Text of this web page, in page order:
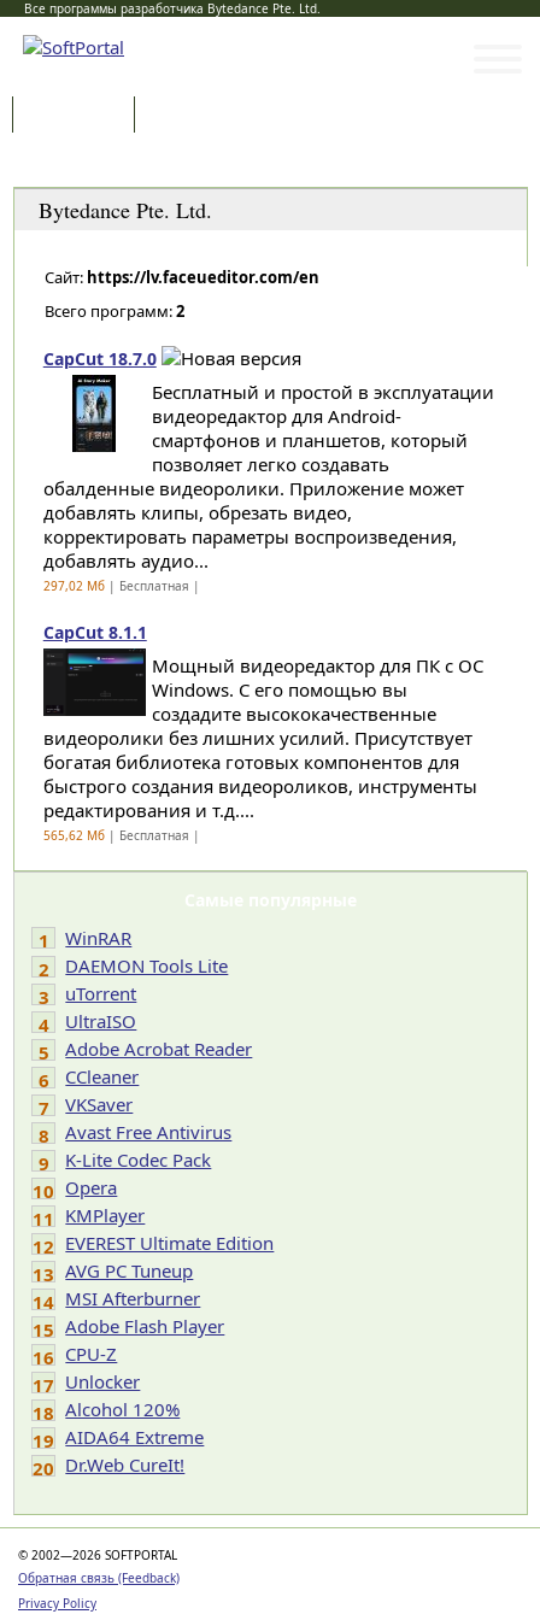
Все программы разработчика Bytedance Pte. Ltd.
Bytedance Pte. Ltd.
Сайт: https://lv.faceueditor.com/en
Всего программ:2
CapCut 18.7.0
Бесплатный и простой в эксплуатации
видеоредактор для Android-
смартфонов и планшетов, который
позволяет легко создавать
обалденные видеоролики. Приложение может
добавлять клипы, обрезать видео,
корректировать параметры воспроизведения,
добавлять аудио...
297,02 Мб| Бесплатная |
CapCut 8.1.1
Мощный видеоредактор для ПК с ОС
Windows. С его помощью вы
создадите высококачественные
видеоролики без лишних усилий. Присутствует
богатая библиотека готовых компонентов для
быстрого создания видеороликов, инструменты
редактирования и т.д....
565,62 Мб| Бесплатная |
Самые популярные
1
WinRAR
2
DAEMON Tools Lite
3
uTorrent
4
UltraISO
5
Adobe Acrobat Reader
6
CCleaner
7
VKSaver
8
Avast Free Antivirus
9
K-Lite Codec Pack
10 Opera
11 KMPlayer
12 EVEREST Ultimate Edition
13 AVG PC Tuneup
14 MSI Afterburner
15 Adobe Flash Player
16 CPU-Z
17 Unlocker
18 Alcohol 120%
19 AIDA64 Extreme
20 Dr.Web CureIt!
© 2002—2026 SOFTPORTAL
Обратная связь (Feedback)
Privacy Policy